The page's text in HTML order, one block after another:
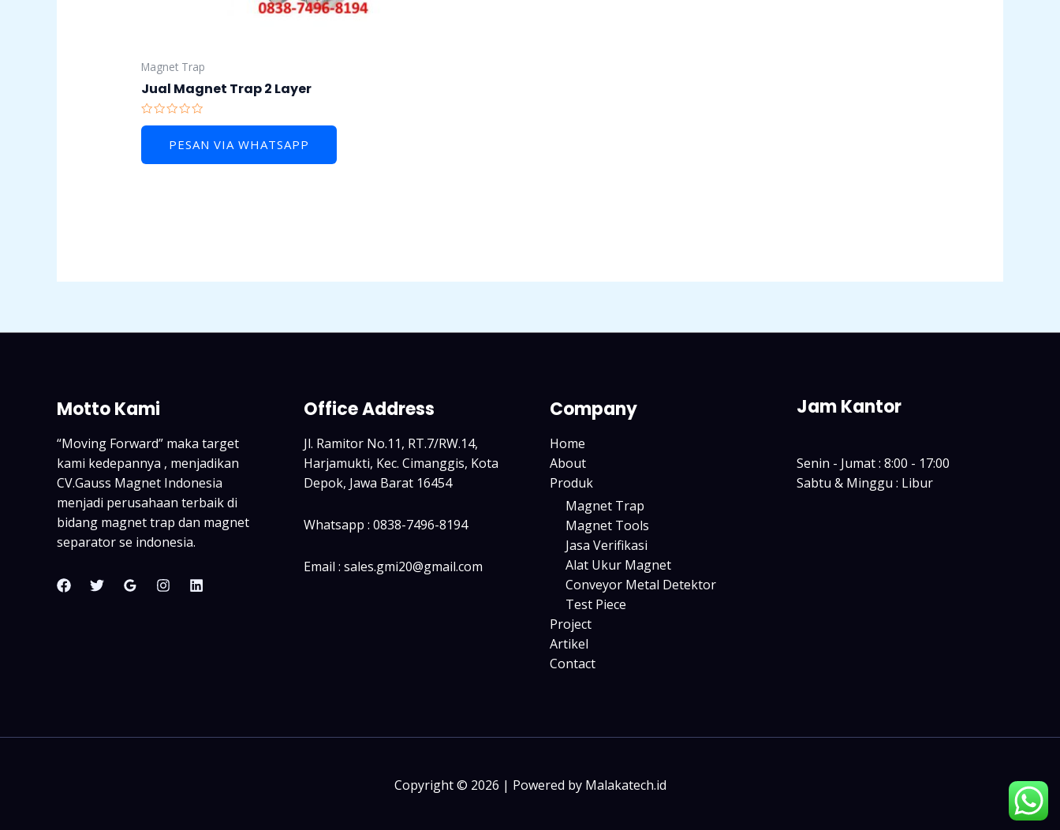
Magnet Trap
Jual Magnet Trap 2 Layer
Rated
5
PESAN VIA WHATSAPP
Motto Kami
“Moving Forward” maka target
kami kedepannya , menjadikan
CV.Gauss Magnet Indonesia
menjadi perusahaan terbaik di
bidang magnet trap dan magnet
separator se indonesia.
Office Address
Jl. Ramitor No.11, RT.7/RW.14,
Harjamukti, Kec. Cimanggis, Kota
Depok, Jawa Barat 16454
Whatsapp : 0838-7496-8194
Email : sales.gmi20@gmail.com
Company
Home
About
Produk
Magnet Trap
Magnet Tools
Jasa Verifikasi
Alat Ukur Magnet
Conveyor Metal Detektor
Test Piece
Project
Artikel
Contact
Jam Kantor
Senin - Jumat : 8:00 - 17:00
Sabtu & Minggu : Libur
Copyright © 2026 | Powered by Malakatech.id